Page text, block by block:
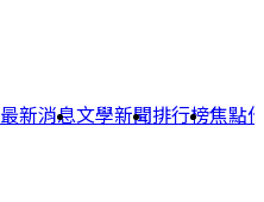
最新消息文學新聞排行榜焦點